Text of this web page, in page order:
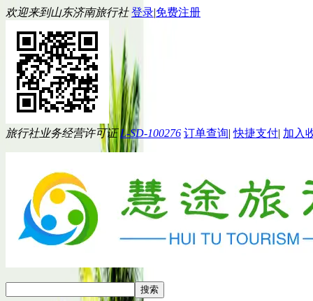
欢迎来到山东济南旅行社登录|免费注册
旅行社业务经营许可证L-SD-100276 订单查询|快捷支付| 加入